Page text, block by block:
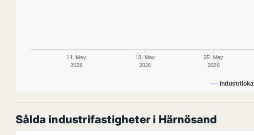
Industrilokal
11. May
2026
18. May
2026
25. May
2026
Sålda industrifastigheter i Härnösand